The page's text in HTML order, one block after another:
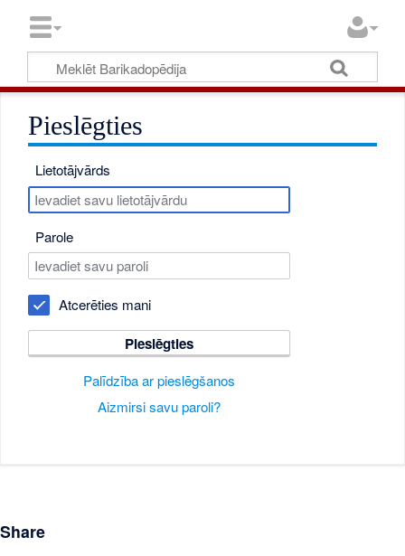
Pieslēgties
Lietotājvārds
Parole
Atcerēties mani
Pieslēgties
Palīdzība ar pieslēgšanos
Aizmirsi savu paroli?
Share